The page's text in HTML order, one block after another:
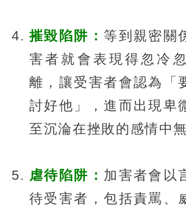
摧毀陷阱： 等到親密關
害者就會表現得忽冷
離，讓受害者會認為「
討好他」，進而出現卑
至沉淪在挫敗的感情中
虐待陷阱： 加害者會以
待受害者，包括責罵、